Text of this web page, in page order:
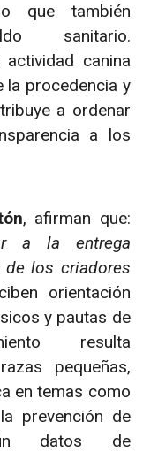
que también
sanitario.
canina
la procedencia y
a ordenar
a los
, afirman que:
a la entrega
de los criadores
orientación
y pautas de
resulta
pequeñas,
en temas como
prevención de
datos de